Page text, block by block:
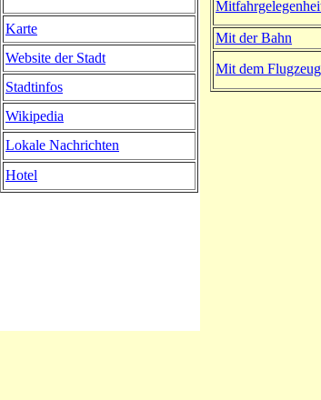
Mit der Bahn
Mit dem Flugzeug
Karte
Website der Stadt
Stadtinfos
Wikipedia
Lokale Nachrichten
Hotel